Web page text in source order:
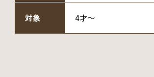
対象 4才～